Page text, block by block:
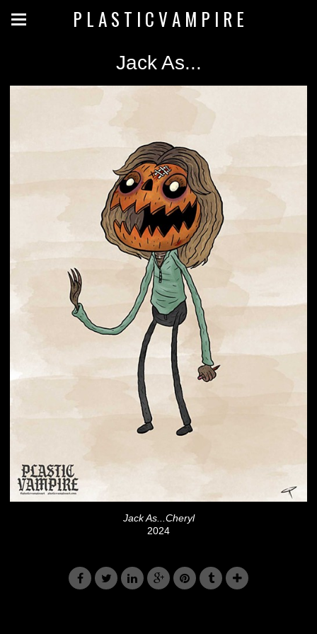
P L A S T I C V A M P I R E
Jack As...
Jack As...Cheryl
2024